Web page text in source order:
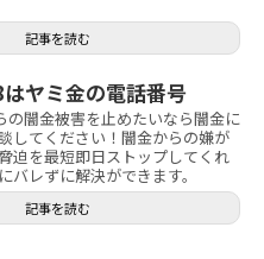
記事を読む
ヤミ金の電話番号
の闇金被害を止めたいなら闇金に
してください！闇金からの嫌が
迫を最短即日ストップしてくれ
バレずに解決ができます。
記事を読む